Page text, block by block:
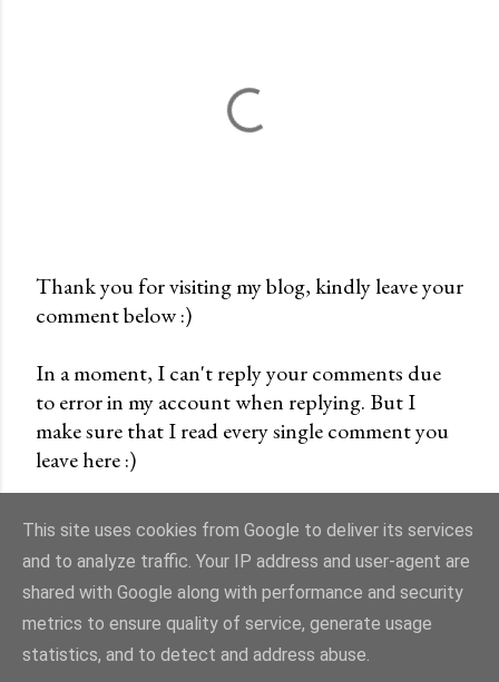
P
s
t
a
C
o
m
m
e
n
t
Thank you for visiting my blog, kindly leave your
comment below :)
In a moment, I can't reply your comments due
to error in my account when replying. But I
make sure that I read every single comment you
leave here :)
Powered by Blogger
cremevanilla©
This site uses cookies from Google to deliver its services
and to analyze traffic. Your IP address and user-agent are
shared with Google along with performance and security
metrics to ensure quality of service, generate usage
statistics, and to detect and address abuse.